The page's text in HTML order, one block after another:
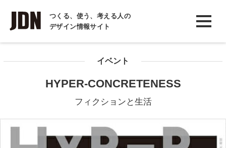
つくる、使う、考える人の
デザイン情報サイト
INTERVIEW
インタビュー
COLUMN
イベント
HYPER-CONCRETENESS
フィクションと生活